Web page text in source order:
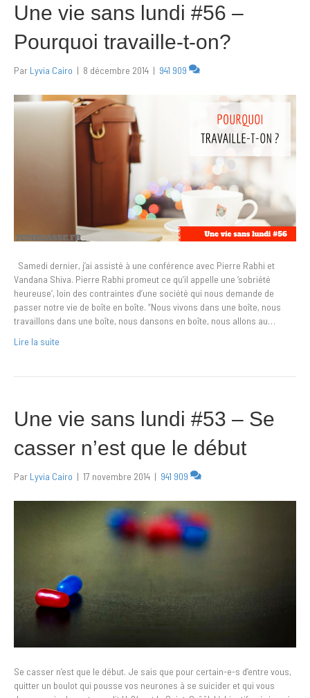
Une vie sans lundi #56 –
Pourquoi travaille-t-on?
Par Lyvia Cairo | 8 décembre 2014 | 941 909
Samedi dernier, j’ai assisté à une conférence avec Pierre Rabhi et
Vandana Shiva. Pierre Rabhi promeut ce qu’il appelle une ‘sobriété
heureuse‘, loin des contraintes d’une société qui nous demande de
passer notre vie de boîte en boîte. “Nous vivons dans une boîte, nous
travaillons dans une boîte, nous dansons en boîte, nous allons au…
Lire la suite
Une vie sans lundi #53 – Se
casser n’est que le début
Par Lyvia Cairo | 17 novembre 2014 | 941 909
Se casser n’est que le début. Je sais que pour certain-e-s d’entre vous,
quitter un boulot qui pousse vos neurones à se suicider et qui vous